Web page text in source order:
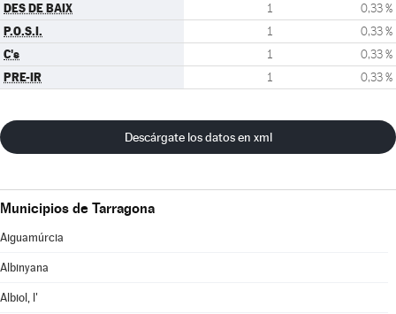
DES DE BAIX 1 0,33 %
P.O.S.I. 1 0,33 %
C's 1 0,33 %
PRE-IR 1 0,33 %
Descárgate los datos en xml
Municipios de Tarragona
Aiguamúrcia
Albinyana
Albiol, l'